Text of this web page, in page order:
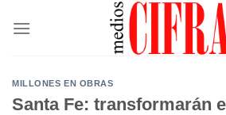
MILLONES EN OBRAS
Santa Fe: transformarán